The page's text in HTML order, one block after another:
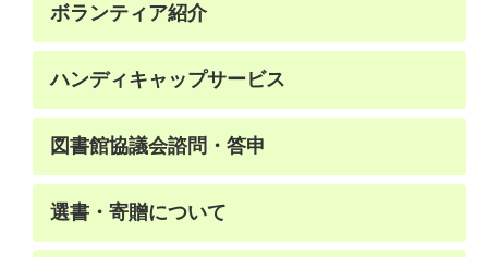
ボランティア紹介
ハンディキャップサービス
図書館協議会諮問・答申
選書・寄贈について